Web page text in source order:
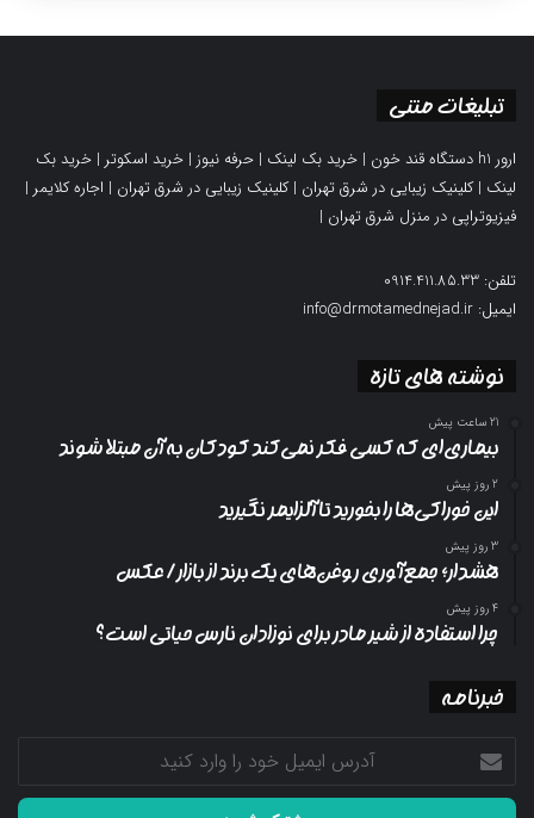
تبلیغات متنی
ارور h1 دستگاه قند خون | خرید بک لینک | حرفه نیوز | خرید اسکوتر | خرید بک
لینک |کلینیک زیبایی در شرق تهران |کلینیک زیبایی در شرق تهران | اجاره کلایمر |
فیزیوتراپی در منزل شرق تهران |
تلفن: 0914.411.85.33
ایمیل: info@drmotamednejad.ir
نوشته های تازه
21 ساعت پیش
بیماری‌ای که کسی فکر نمی‌کند کودکان به آن مبتلا شوند
2 روز پیش
این خوراکی‌ها را بخورید تا آلزایمر نگیرید
3 روز پیش
هشدار؛ جمع‌آوری روغن‌های یک برند از بازار/ عکس
4 روز پیش
چرا استفاده از شیر مادر برای نوزادان نارس حیاتی است؟
خبرنامه
آدرس
ایمیل
خود